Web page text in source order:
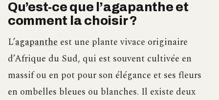
Qu’est-ce que l’agapanthe et
comment la choisir ?
L’agapanthe est une plante vivace originaire
d’Afrique du Sud, qui est souvent cultivée en
massif ou en pot pour son élégance et ses fleurs
en ombelles bleues ou blanches. Il existe deux